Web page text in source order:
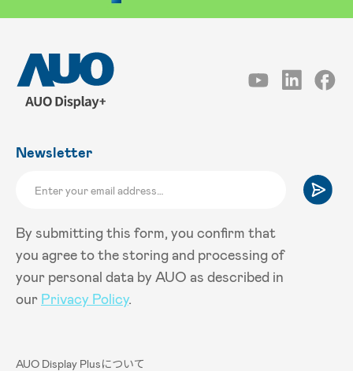
Newsletter
By submitting this form, you confirm that
you agree to the storing and processing of
your personal data by AUO as described in
our Privacy Policy.
AUO Display Plusについて